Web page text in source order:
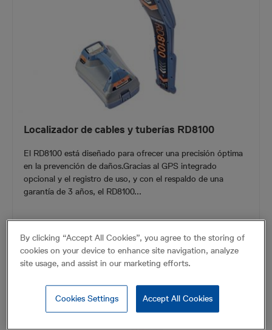
Localizador de cables y tuberías RD8100
El RD8100 está diseñado para ofrecer una precisión óptima
en la prevención de daños.Gracias al GPS integrado
opcional y el registro de uso, y con el respaldo de una
garantía de 3 años, el RD8100...
VISTA DE PRODUCTO
By clicking “Accept All Cookies”, you agree to the storing of
cookies on your device to enhance site navigation, analyze
site usage, and assist in our marketing efforts.
Accept All Cookies
Cookies Settings